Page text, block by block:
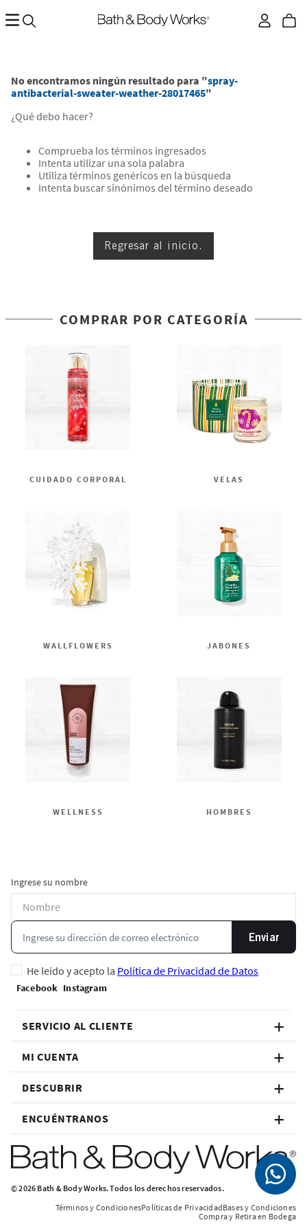
No encontramos ningún resultado para "spray-
antibacterial-sweater-weather-28017465"
¿Qué debo hacer?
Comprueba los términos ingresados
Intenta utilizar una sola palabra
Utiliza términos genéricos en la búsqueda
Intenta buscar sinónimos del término deseado
Regresar al inicio.
COMPRAR POR CATEGORÍA
CUIDADO CORPORAL VELAS
WALLFLOWERS JABONES
WELLNESS HOMBRES
Ingrese su nombre
Enviar
He leído y acepto la Política de Privacidad de Datos
SERVICIO AL CLIENTE
MI CUENTA
DESCUBRIR
ENCUÉNTRANOS
© 2026 Bath & Body Works. Todos los derechos reservados.
Términos y CondicionesPolíticas de PrivacidadBases y Condiciones
Compra y Retira en Bodega